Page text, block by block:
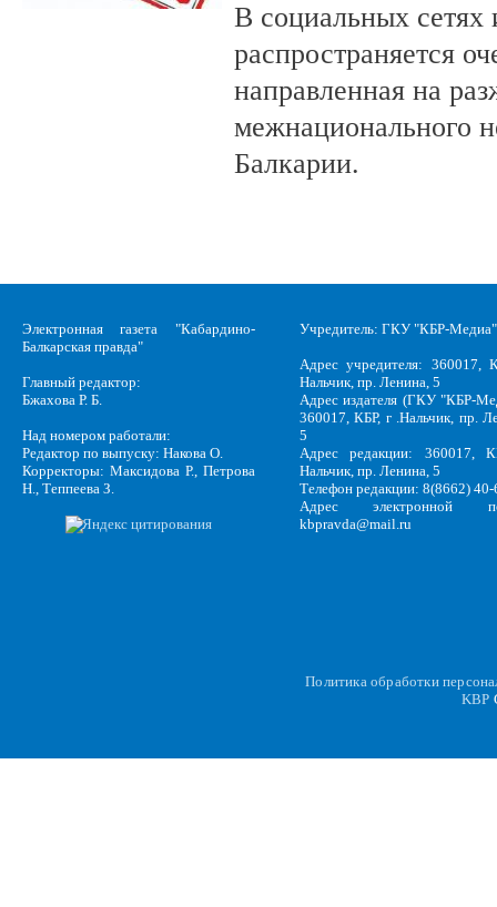
В социальных сетях
распространяется
направленная на
межнационального
Балкарии.
Электронная газета "Кабардино-
Балкарская правда"
Главный редактор:
Бжахова Р. Б.
Над номером работали:
Редактор по выпуску: Накова О.
Корректоры: Максидова Р., Петрова
Н., Теппеева З.
Учредитель: ГКУ "КБР-Медиа"
Адрес учредителя: 360017,
Нальчик, пр. Ленина, 5
Адрес издателя (ГКУ "КБР-
360017, КБР, г .Нальчик, пр.
5
Адрес редакции: 360017,
Нальчик, пр. Ленина, 5
Телефон редакции: 8(8662)
Адрес электронной
kbpravda@mail.ru
Политика обработки
KBP